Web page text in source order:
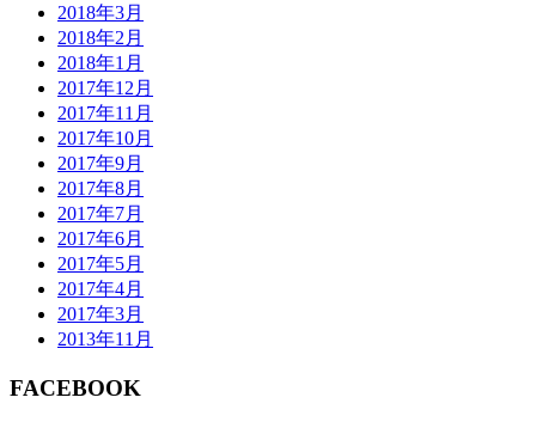
2018年3月
2018年2月
2018年1月
2017年12月
2017年11月
2017年10月
2017年9月
2017年8月
2017年7月
2017年6月
2017年5月
2017年4月
2017年3月
2013年11月
FACEBOOK